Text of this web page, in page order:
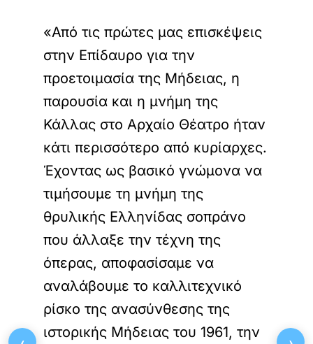
«Από τις πρώτες μας επισκέψεις
στην Επίδαυρο για την
προετοιμασία της Μήδειας, η
παρουσία και η μνήμη της
Κάλλας στο Αρχαίο Θέατρο ήταν
κάτι περισσότερο από κυρίαρχες.
Έχοντας ως βασικό γνώμονα να
τιμήσουμε τη μνήμη της
θρυλικής Ελληνίδας σοπράνο
που άλλαξε την τέχνη της
όπερας, αποφασίσαμε να
αναλάβουμε το καλλιτεχνικό
ρίσκο της ανασύνθεσης της
ιστορικής Μήδειας του 1961, την